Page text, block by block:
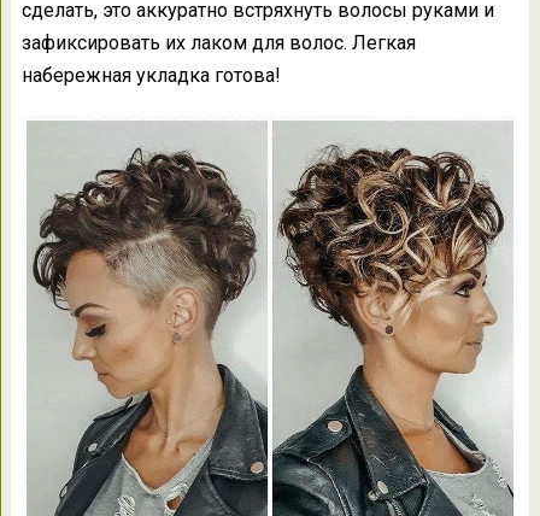
сделать, это аккуратно встряхнуть волосы руками и
зафиксировать их лаком для волос. Легкая
набережная укладка готова!